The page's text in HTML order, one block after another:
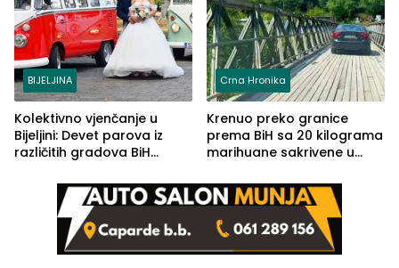
BIJELJINA
Kolektivno vjenčanje u
Bijeljini: Devet parova iz
različitih gradova BiH
Crna Hronika
Krenuo preko granice
prema BiH sa 20 kilograma
marihuane sakrivene u